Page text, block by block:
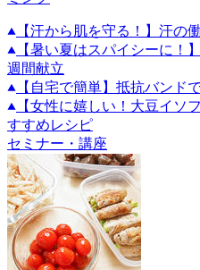
【汗から肌を守る！】汗の
【暑い夏はスパイシーに！
週間献立
【自宅で簡単】抵抗バンド
【女性に嬉しい！大豆イソ
すすめレシピ
セミナー・講座